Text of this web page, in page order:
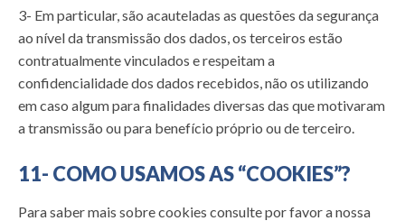
3- Em particular, são acauteladas as questões da segurança
ao nível da transmissão dos dados, os terceiros estão
contratualmente vinculados e respeitam a
confidencialidade dos dados recebidos, não os utilizando
em caso algum para finalidades diversas das que motivaram
a transmissão ou para benefício próprio ou de terceiro.
11- COMO USAMOS AS “COOKIES”?
Para saber mais sobre cookies consulte por favor a nossa